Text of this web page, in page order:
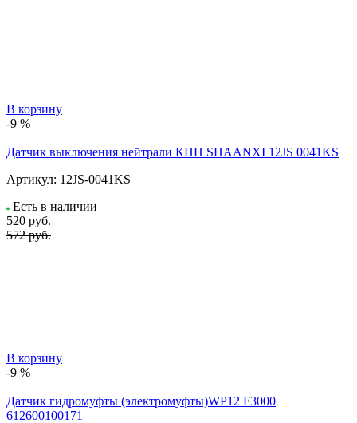
В корзину
-9 %
Датчик выключения нейтрали КПП SHAANXI 12JS 0041KS
Артикул: 12JS-0041KS
Есть в наличии
520 руб.
572 руб.
В корзину
-9 %
Датчик гидромуфты (электромуфты)WP12 F3000
612600100171